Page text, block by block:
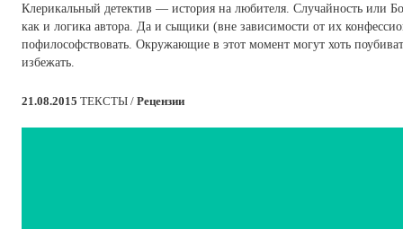
Клерикальный детектив — история на любителя. Случайность или
как и логика автора. Да и сыщики (вне зависимости от их
пофилософствовать. Окружающие в этот момент могут хоть
избежать.
21.08.2015 ТЕКСТЫ / Рецензии